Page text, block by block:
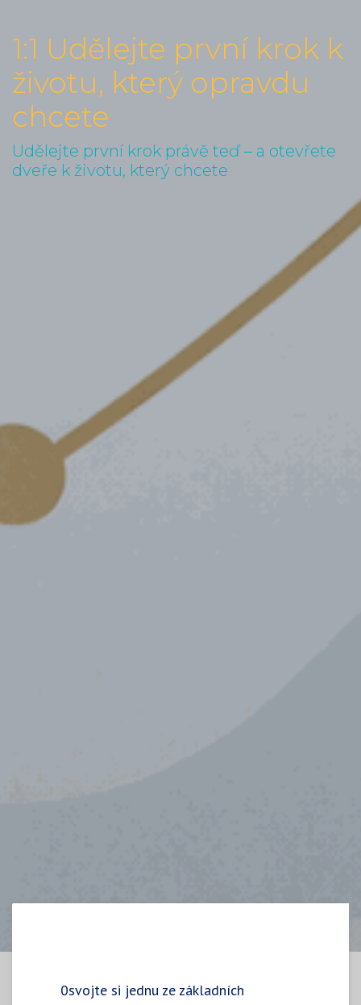
1:1 Udělejte první krok k
životu, který opravdu
chcete
Udělejte první krok právě teď – a otevřete
dveře k životu, který chcete
0svojte si jednu ze základních